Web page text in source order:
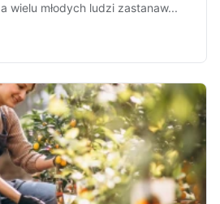
wielu młodych ludzi zastanaw...